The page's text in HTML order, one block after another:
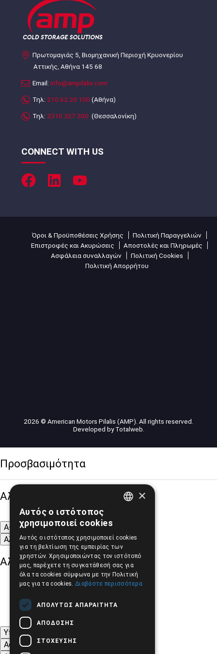
Πρωτομαγιάς 5, Βιομηχανική Περιοχή Κρυονερίου
Αττικής, Αθήνα 145 68
Email: info@ampilalis.com
Τηλ: 210.62.20.100 (Αθήνα)
Τηλ: 2310.327.300 (Θεσσαλονίκη)
CONNECT WITH US
Όροι & Προϋποθέσεις Χρήσης
Πολιτική Παραγγελιών
Επιστροφές και Ακυρώσεις
Αποστολές και Πληρωμές
Ασφάλεια συναλλαγών
Πολιτική Cookies
Πολιτική Απορρήτου
2026 © American Motors Pilalis (AMP). All rights reserved.
Developed byTotalweb
Προσβασιμότητα
Αλλαγή Μεγέθους
A- A+
A
Αλλαγή Γραμματοσειράς
Αλλαγή Χρώματος
Υπογράμμιση συνδέσμων
Ασπρόμαυρες Εικόνες
×
Αυτός ο ιστότοπος
χρησιμοποιεί cookies
Αυτός ο ιστότοπος χρησιμοποιεί cookies
για τη βελτίωση της εμπειρίας των
χρηστών. Χρησιμοποιώντας τον ιστότοπό
μας, παρέχετε τη συγκατάθεσή σας για
όλα τα cookies σύμφωνα με την Πολιτική
μας για τα cookies. Διαβάστε περισσότερα
ΑΠΟΛΎΤΩΣ ΑΠΑΡΑΊΤΗΤΑ
ΑΠΌΔΟΣΗΣ
ΣΤΌΧΕΥΣΗΣ